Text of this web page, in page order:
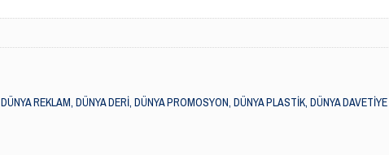
DÜNYA REKLAM, DÜNYA DERİ, DÜNYA PROMOSYON, DÜNYA PLASTİK, DÜNYA DAVETİYE